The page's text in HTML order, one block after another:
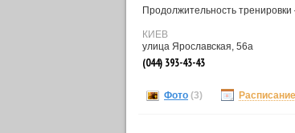
Продолжительность
КИЕВ
улица Ярославская, 56а
(044) 393-43-43
Фото (3) Расписание